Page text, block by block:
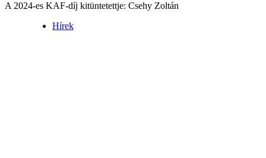
A 2024-es KAF-díj kitüntetettje: Csehy Zoltán
Hírek